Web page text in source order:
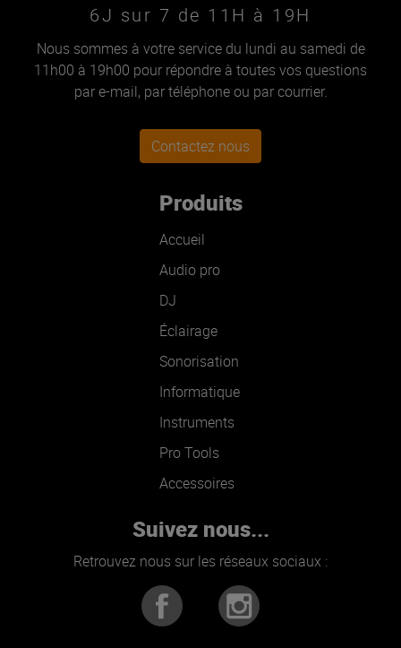
6J sur 7 de 11H à 19H
Nous sommes à votre service du lundi au samedi de
11h00 à 19h00 pour répondre à toutes vos questions
par e-mail, par téléphone ou par courrier.
Contactez nous
Produits
Accueil
Audio pro
DJ
Éclairage
Sonorisation
Informatique
Instruments
Pro Tools
Accessoires
Suivez nous...
Retrouvez nous sur les réseaux sociaux :